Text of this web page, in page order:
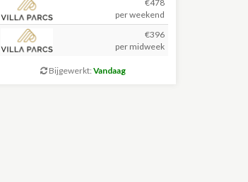
€478
per weekend
€396
per midweek
Bijgewerkt:Vandaag